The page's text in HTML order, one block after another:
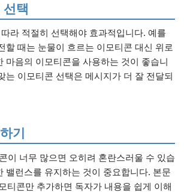
택
라 적절히 선택해야 효과적입니다. 예를
할 때는 눈물이 흐르는 이모티콘 대신 위로
마음의 이모티콘을 사용하는 것이 좋습니
는 이모티콘 선택은 메시지가 더 잘 전달되
기
이 너무 많으면 오히려 혼란스러울 수 있습
밸런스를 유지하는 것이 중요합니다. 본문
티콘만 추가하면 독자가 내용을 쉽게 이해